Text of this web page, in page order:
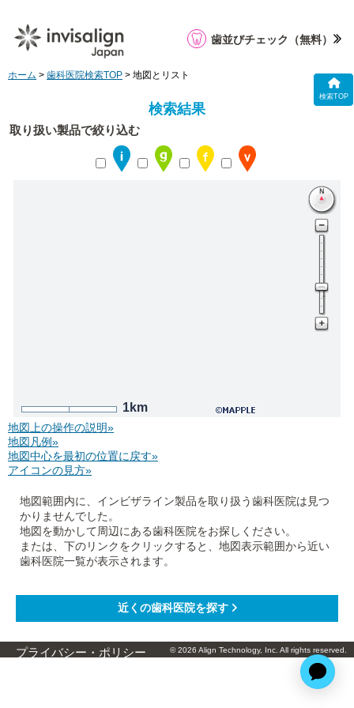
検索TOP
歯並びチェック （無料）
ホーム > 歯科医院検索TOP > 地図とリスト
検索結果
取り扱い製品で絞り込む
1km
地図上の操作の説明»
地図凡例»
地図中心を最初の位置に戻す»
アイコンの見方»
地図範囲内に、インビザライン製品を取り扱う歯科医院は見つ
かりませんでした。
地図を動かして周辺にある歯科医院をお探しください。
または、下のリンクをクリックすると、地図表示範囲から近い
歯科医院一覧が表示されます。
プライバシー・ポリシー © 2026 Align Technology, Inc. All rights reserved.